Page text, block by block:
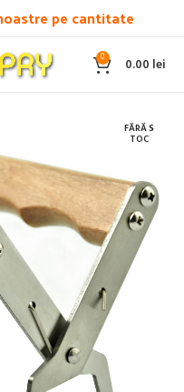
pe cantitate
0 0.00 lei
FĂRĂ S
TOC